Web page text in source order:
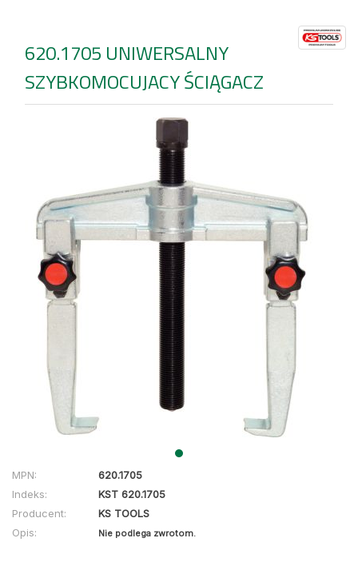
620.1705 UNIWERSALNY
SZYBKOMOCUJACY ŚCIĄGACZ
MPN:
620.1705
Indeks:
KST 620.1705
Producent:
KS TOOLS
Opis:
Nie podlega zwrotom.